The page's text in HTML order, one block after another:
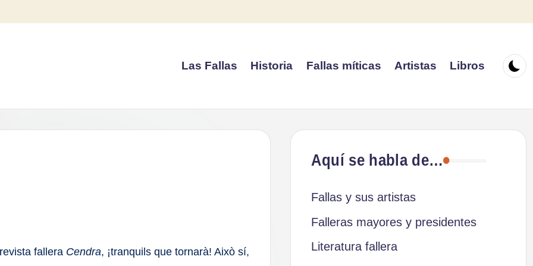
Las Fallas Historia Fallas míticas Artistas Libros
fallera Cendra, ¡tranquils que tornarà! Això sí,
Aquí se habla de…
Fallas y sus artistas
Falleras mayores y presidentes
Literatura fallera